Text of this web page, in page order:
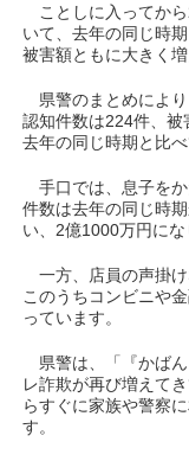
ことしに入ってか
いて、去年の同じ時
被害額ともに大きく
県警のまとめによ
認知件数は224件、
去年の同じ時期と比
手口では、息子をか
件数は去年の同じ時
い、2億1000万円にな
一方、店員の声掛け
このうちコンビニや
っています。
県警は、「『かば
レ詐欺が再び増えて
らすぐに家族や警察
す。